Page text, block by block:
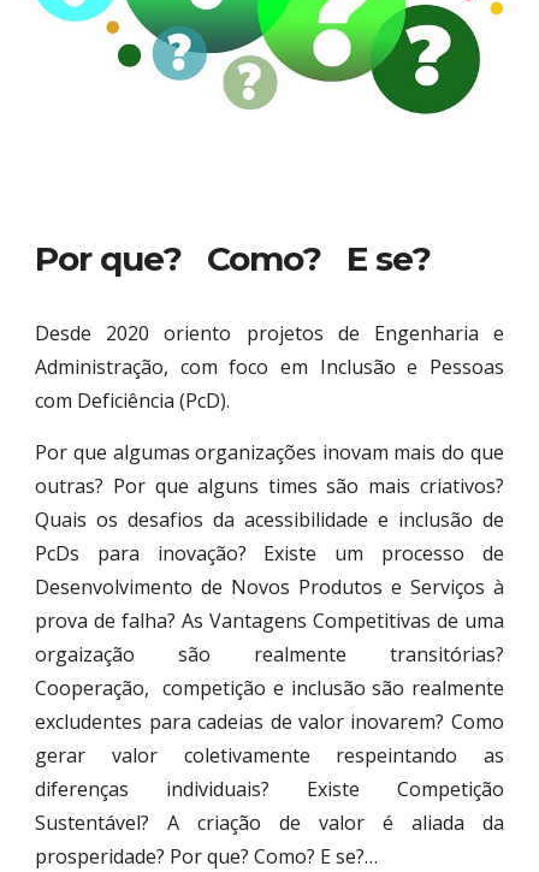
Por que? Como? E se?
Desde 2020 oriento projetos de Engenharia e
Administração, com foco em Inclusão e Pessoas
com Deficiência (PcD).
Por que algumas organizações inovam mais do que
outras? Por que alguns times são mais criativos?
Quais os desafios da acessibilidade e inclusão de
PcDs para inovação? Existe um processo de
Desenvolvimento de Novos Produtos e Serviços à
prova de falha? As Vantagens Competitivas de uma
orgaização são realmente transitórias?
Cooperação, competição e inclusão são realmente
excludentes para cadeias de valor inovarem? Como
gerar valor coletivamente respeintando as
diferenças individuais? Existe Competição
Sustentável? A criação de valor é aliada da
prosperidade? Por que? Como? E se?…